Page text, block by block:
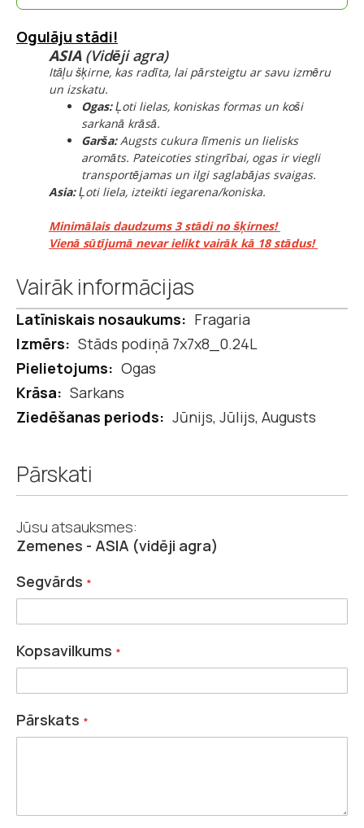
Ogulāju stādi!
ASIA(Vidēji agra)
Itāļu šķirne, kas radīta, lai pārsteigtu ar savu izmēru
un izskatu.
Ogas:Ļoti lielas, koniskas formas un koši
sarkanā krāsā.
Garša:Augsts cukura līmenis un lielisks
aromāts. Pateicoties stingrībai, ogas ir viegli
transportējamas un ilgi saglabājas svaigas.
Asia:Ļoti liela, izteikti iegarena/koniska.
Minimālais daudzums 3 stādi no šķirnes!
Vienā sūtījumā nevar ielikt vairāk kā 18 stādus!
Vairāk informācijas
Vairāk
informācijas
Fragaria
Stāds podiņā 7x7x8_0.24L
Ogas
Sarkans
Jūnijs, Jūlijs, Augusts
Pārskati
Jūsu atsauksmes:
Zemenes - ASIA (vidēji agra)
Segvārds
Kopsavilkums
Pārskats